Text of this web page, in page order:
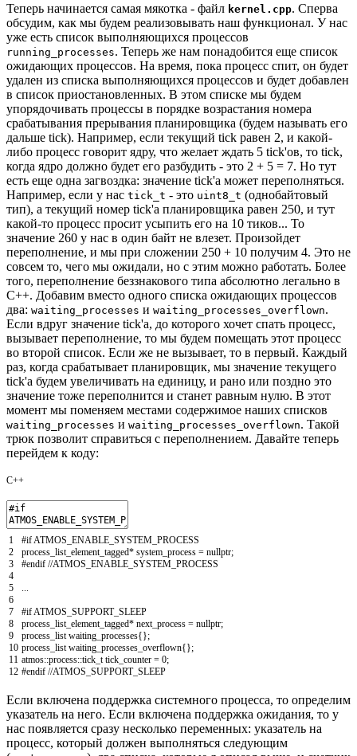
Теперь начинается самая мякотка - файл kernel.cpp. Сперва
обсудим, как мы будем реализовывать наш функционал. У нас
уже есть список выполняющихся процессов
running_processes. Теперь же нам понадобится еще список
ожидающих процессов. На время, пока процесс спит, он будет
удален из списка выполняющихся процессов и будет добавлен
в список приостановленных. В этом списке мы будем
упорядочивать процессы в порядке возрастания номера
срабатывания прерывания планировщика (будем называть его
дальше tick). Например, если текущий tick равен 2, и какой-
либо процесс говорит ядру, что желает ждать 5 tick'ов, то tick,
когда ядро должно будет его разбудить - это 2 + 5 = 7. Но тут
есть еще одна загвоздка: значение tick'а может переполняться.
Например, если у нас tick_t - это uint8_t (однобайтовый
тип), а текущий номер tick'а планировщика равен 250, и тут
какой-то процесс просит усыпить его на 10 тиков... То
значение 260 у нас в один байт не влезет. Произойдет
переполнение, и мы при сложении 250 + 10 получим 4. Это не
совсем то, чего мы ожидали, но с этим можно работать. Более
того, переполнение беззнакового типа абсолютно легально в
C++. Добавим вместо одного списка ожидающих процессов
два: waiting_processes и waiting_processes_overflown.
Если вдруг значение tick'а, до которого хочет спать процесс,
вызывает переполнение, то мы будем помещать этот процесс
во второй список. Если же не вызывает, то в первый. Каждый
раз, когда срабатывает планировщик, мы значение текущего
tick'а будем увеличивать на единицу, и рано или поздно это
значение тоже переполнится и станет равным нулю. В этот
момент мы поменяем местами содержимое наших списков
waiting_processes и waiting_processes_overflown. Такой
трюк позволит справиться с переполнением. Давайте теперь
перейдем к коду:
C++
1
2
3
4
5
6
7
8
9
10
11
12
#if ATMOS_ENABLE_SYSTEM_PROCESS
process_list_element_tagged* system_process = nullptr;
#endif //ATMOS_ENABLE_SYSTEM_PROCESS
...
#if ATMOS_SUPPORT_SLEEP
process_list_element_tagged* next_process = nullptr;
process_list waiting_processes{};
process_list waiting_processes_overflown{};
atmos::process::tick_ttick_counter = 0;
#endif //ATMOS_SUPPORT_SLEEP
Если включена поддержка системного процесса, то определим
указатель на него. Если включена поддержка ожидания, то у
нас появляется сразу несколько переменных: указатель на
процесс, который должен выполняться следующим